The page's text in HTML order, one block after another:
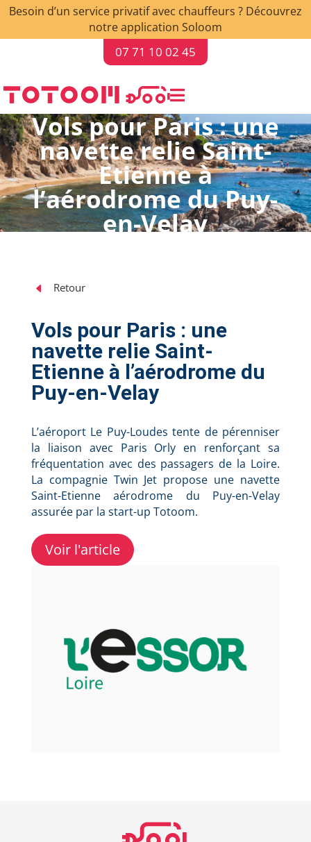
Besoin d’un service privatif avec chauffeurs ? Découvrez
notre application Soloom
07 71 10 02 45

Vols pour Paris : une
navette relie Saint-
Etienne à
l’aérodrome du Puy-
en-Velay
D Retour
Vols pour Paris : une
navette relie Saint-
Etienne à l’aérodrome du
Puy-en-Velay
L’aéroport Le Puy-Loudes tente de pérenniser
la liaison avec Paris Orly en renforçant sa
fréquentation avec des passagers de la Loire.
La compagnie Twin Jet propose une navette
Saint-Etienne aérodrome du Puy-en-Velay
assurée par la start-up Totoom.
Voir l'article